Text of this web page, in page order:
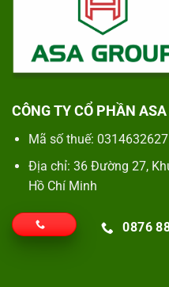
CÔNG TY CỔ PHẦN ASA
Mã số thuế: 0314632627
Địa chỉ: 36 Đường 27,
Hồ Chí Minh
0876